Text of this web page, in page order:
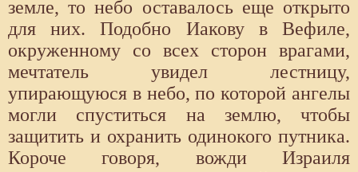
земле, то небо оставалось еще открыто
для них. Подобно Иакову в Вефиле,
окруженному со всех сторон врагами,
мечтатель увидел лестницу,
упирающуюся в небо, по которой ангелы
могли спуститься на землю, чтобы
защитить и охранить одинокого путника.
Короче говоря, вожди Израиля